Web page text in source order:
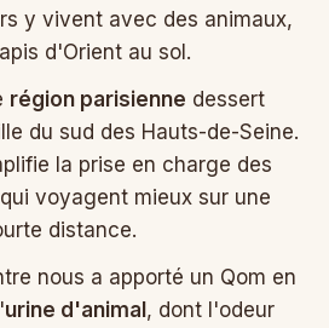
y vivent avec des animaux,
d'Orient au sol.
région parisienne dessert
du sud des Hauts-de-Seine.
la prise en charge des
voyagent mieux sur une
distance.
nous a apporté un Qom en
urine d'animal, dont l'odeur